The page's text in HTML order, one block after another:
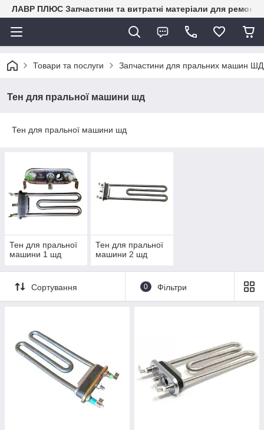
ЛАВР ПЛЮС Запчастини та витратні матеріали для ремонту
Товари та послуги Запчастини для пральних машин ШД
Тен для пральної машини шд
Тен для пральної машини шд
Тен для пральної
машини 1 шд
Тен для пральної
машини 2 шд
Сортування 0 Фільтри